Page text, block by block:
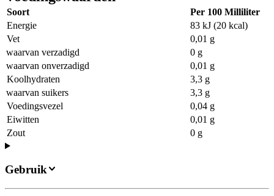
Soort
Per 100 Milliliter
Energie
83 kJ (20 kcal)
Vet
0,01 g
waarvan verzadigd
0 g
waarvan onverzadigd
0,01 g
Koolhydraten
3,3 g
waarvan suikers
3,3 g
Voedingsvezel
0,04 g
Eiwitten
0,01 g
Zout
0 g
Gebruik